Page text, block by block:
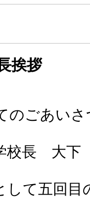
挨拶
のごあいさ
学校長 大
て五回目